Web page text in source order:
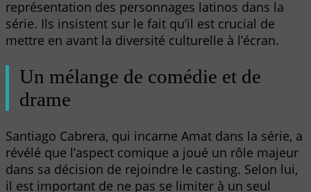
représentation des personnages latinos dans la
série. Ils insistent sur le fait qu’il est crucial de
mettre en avant la diversité culturelle à l’écran.
Un mélange de comédie et de
drame
Santiago Cabrera, qui incarne Amat dans la série, a
révélé que l’aspect comique a joué un rôle majeur
dans sa décision de rejoindre le casting. Selon lui,
il est important de ne pas se limiter à un seul